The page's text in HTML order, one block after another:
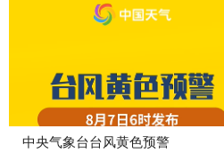
​中央气象台台风黄色预警